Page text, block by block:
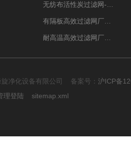
净化设备有限公司 备案号： 沪ICP备
理登陆 sitemap.xml